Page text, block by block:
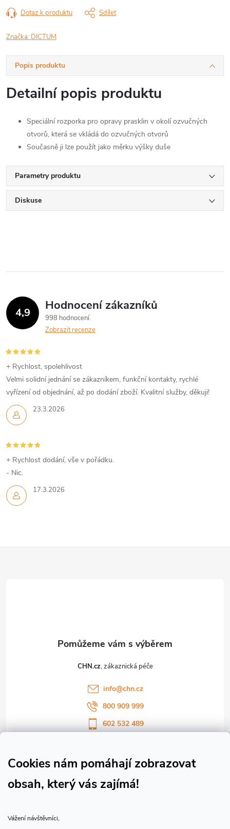
Cookies nám pomáhají zobrazovat
obsah, který vás zajímá!
Vážení návštěvníci,
Dotaz k produktu Sdílet
Značka: DICTUM
Popis produktu
Detailní popis produktu
Speciální rozporka pro opravy prasklin v okolí ozvučných
otvorů, která se vkládá do ozvučných otvorů
Současně ji lze použít jako měrku výšky duše
Parametry produktu
Diskuse
4,9 Hodnocení zákazníků
998 hodnocení
Zobrazit recenze
23.3.2026
+ Rychlost, spolehlivost
Velmi solidní jednání se zákazníkem, funkční kontakty, rychlé
vyřízení od objednání, až po dodání zboží. Kvalitní služby, děkuji!
17.3.2026
+ Rychlost dodání, vše v pořádku.
- Nic.
CHN.cz
info@chn.cz
800 909 999
602 532 489
Sledujte náš vlog CHN_CZ